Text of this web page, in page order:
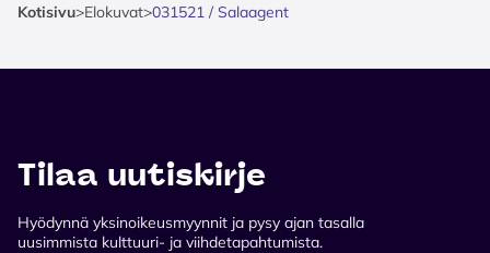
Kotisivu>Elokuvat>031521 / Salaagent
Tilaa uutiskirje
Hyödynnä yksinoikeusmyynnit ja pysy ajan tasalla
uusimmista kulttuuri- ja viihdetapahtumista.